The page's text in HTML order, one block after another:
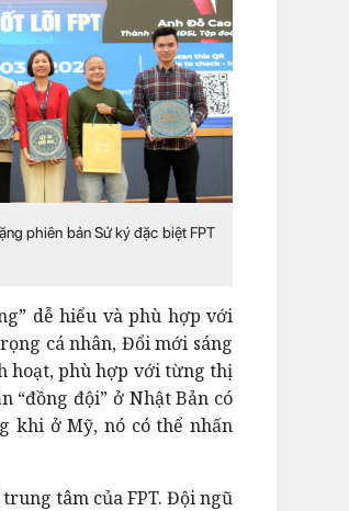
phiên bản Sử ký đặc biệt FPT
dễ hiểu và phù hợp với
cá nhân, Đổi mới sáng
hoạt, phù hợp với từng thị
đội” ở Nhật Bản có
khi ở Mỹ, nó có thể nhấn
tâm của FPT. Đội ngũ